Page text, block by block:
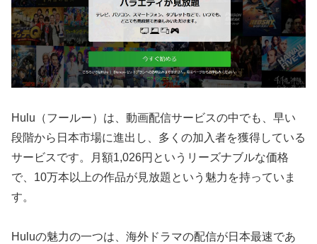
Hulu（フールー）は、動画配信サービスの中でも、早い
段階から日本市場に進出し、多くの加入者を獲得している
サービスです。月額1,026円というリーズナブルな価格
で、10万本以上の作品が見放題という魅力を持っていま
す。
Huluの魅力の一つは、海外ドラマの配信が日本最速であ